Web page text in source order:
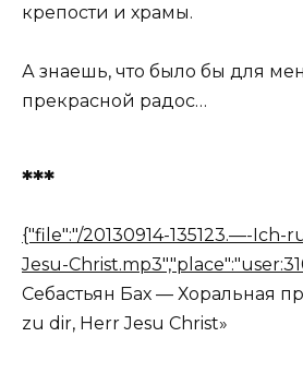
крепости и храмы.
А знаешь, что было бы для
прекрасной радос…
***
{"file":"/20130914-135123.—-
Jesu-
Себастьян Бах — Хоральная
zu dir, Herr Jesu Christ»